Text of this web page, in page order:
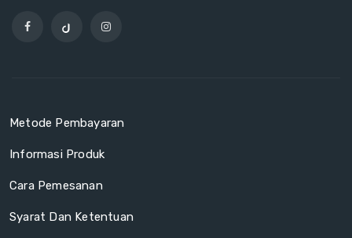
Metode Pembayaran
Informasi Produk
Cara Pemesanan
Syarat Dan Ketentuan